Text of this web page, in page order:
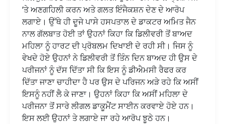
‘ਤੇ ਅਣਗਹਿਲੀ ਕਰਨ ਅਤੇ ਗਲਤ ਇੰਜੈਕਸ਼ਨ ਦੇਣ ਦੇ ਆਰੋਪ
ਲਗਾਏ। ਉੱਥੇ ਹੀ ਦੂਜੇ ਪਾਸੇ ਹਸਪਤਾਲ ਦੇ ਡਾਕਟਰ ਅਮਿਤ ਜੈਨ
ਨਾਲ ਗੱਲਬਾਤ ਹੋਈ ਤਾਂ ਉਹਨਾਂ ਕਿਹਾ ਕਿ ਡਿਲੀਵਰੀ ਤੋਂ ਬਾਅਦ
ਮਹਿਲਾ ਨੂੰ ਹਾਰਟ ਦੀ ਪ੍ਰੋਬਲਮ ਦਿਖਾਈ ਦੇ ਰਹੀ ਸੀ। ਜਿਸ ਨੂੰ
ਵੇਖਦੇ ਹੋਏ ਉਹਨਾਂ ਨੇ ਡਿਲੀਵਰੀ ਤੋਂ ਤਿੰਨ ਦਿਨ ਬਾਅਦ ਹੀ ਉਸ ਦੇ
ਪਰੀਜਨਾਂ ਨੂੰ ਦੱਸ ਦਿੱਤਾ ਸੀ ਕਿ ਇਸ ਨੂੰ ਡੀਐਮਸੀ ਰੈਫਰ ਕਰ
ਦਿੱਤਾ ਜਾਣਾ ਚਾਹੀਦਾ ਹੈ ਪਰ ਉਸ ਦੇ ਪਰਿਜਨ ਅੜੇ ਰਹੇ ਕਿ ਅਸੀਂ
ਇਸਨੂੰ ਨਹੀਂ ਲੈ ਕੇ ਜਾਣਾ। ਉਹਨਾਂ ਕਿਹਾ ਕਿ ਅਸੀਂ ਮਹਿਲਾ ਦੇ
ਪਰੀਜਨਾ ਤੋਂ ਸਾਰੇ ਲੀਗਲ ਡਾਕੂਮੈਂਟ ਸਾਈਨ ਕਰਵਾਏ ਹੋਏ ਹਨ।
ਇਸ ਲਈ ਉਹਨਾਂ ਤੇ ਲਗਾਏ ਜਾ ਰਹੇ ਆਰੋਪ ਝੂਠੇ ਹਨ।